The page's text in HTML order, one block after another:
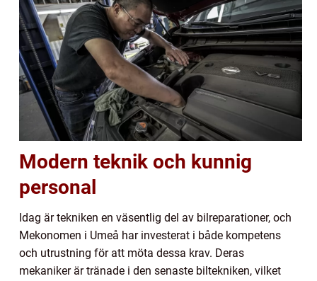
Modern teknik och kunnig
personal
Idag är tekniken en väsentlig del av bilreparationer, och
Mekonomen i Umeå har investerat i både kompetens
och utrustning för att möta dessa krav. Deras
mekaniker är tränade i den senaste biltekniken, vilket